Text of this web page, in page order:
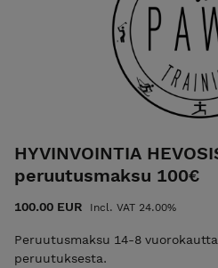
HYVINVOINTIA
peruutusmaksu 100€
100.00 EUR Incl. VAT 24.00%
Peruutusmaksu 14-8
peruutuksesta.